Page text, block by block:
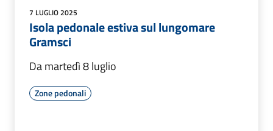
7 LUGLIO 2025
Isola pedonale estiva sul lungomare
Gramsci
Da martedì 8 luglio
Zone pedonali